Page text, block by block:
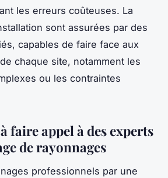
les erreurs coûteuses. La
sont assurées par des
capables de faire face aux
chaque site, notamment les
ou les contraintes
faire appel à des experts
de rayonnages
professionnels par une